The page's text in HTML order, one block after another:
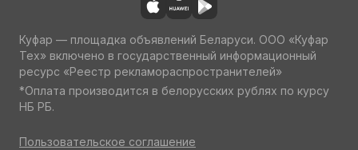
Куфар — площадка объявлений Беларуси. ООО «Куфар
Тех» включено в государственный информационный
ресурс «Реестр рекламораспространителей»
*Оплата производится в белорусских рублях по курсу
НБ РБ.
Пользовательское соглашение